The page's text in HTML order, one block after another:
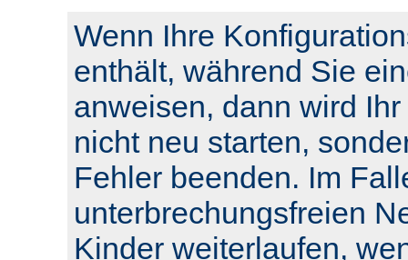
Wenn Ihre
enthält, während Sie
anweisen, dann wird
nicht neu starten,
Fehler beenden. Im
unterbrechungsfreien
Kinder weiterlaufen,